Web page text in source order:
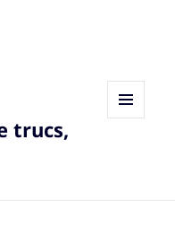
trucs,